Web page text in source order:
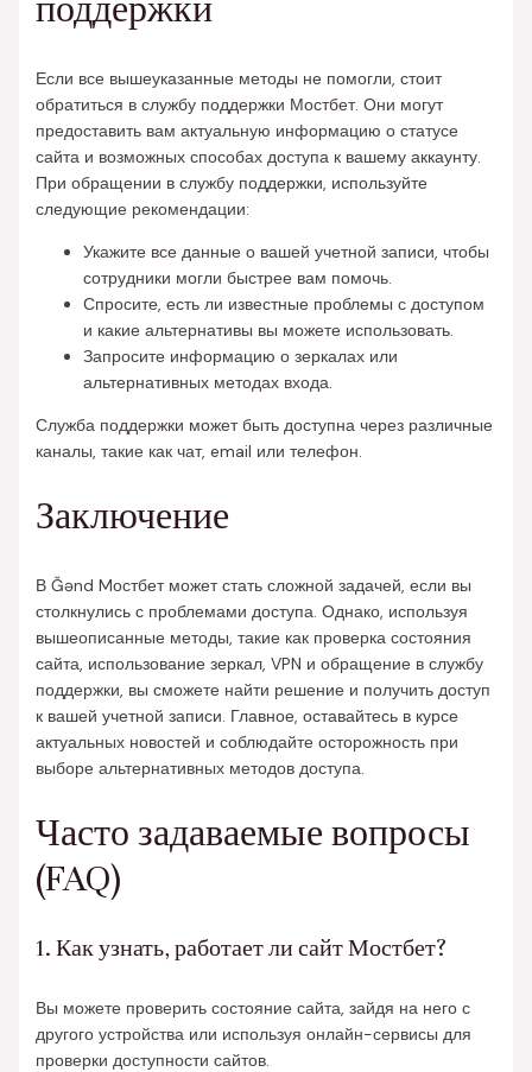
поддержки
Если все вышеуказанные методы не помогли, стоит
обратиться в службу поддержки Мостбет. Они могут
предоставить вам актуальную информацию о статусе
сайта и возможных способах доступа к вашему аккаунту.
При обращении в службу поддержки, используйте
следующие рекомендации:
Укажите все данные о вашей учетной записи, чтобы
сотрудники могли быстрее вам помочь.
Спросите, есть ли известные проблемы с доступом
и какие альтернативы вы можете использовать.
Запросите информацию о зеркалах или
альтернативных методах входа.
Служба поддержки может быть доступна через различные
каналы, такие как чат, email или телефон.
Заключение
В Ğənd Mостбет может стать сложной задачей, если вы
столкнулись с проблемами доступа. Однако, используя
вышеописанные методы, такие как проверка состояния
сайта, использование зеркал, VPN и обращение в службу
поддержки, вы сможете найти решение и получить доступ
к вашей учетной записи. Главное, оставайтесь в курсе
актуальных новостей и соблюдайте осторожность при
выборе альтернативных методов доступа.
Часто задаваемые вопросы
(FAQ)
1. Как узнать, работает ли сайт Мостбет?
Вы можете проверить состояние сайта, зайдя на него с
другого устройства или используя онлайн-сервисы для
проверки доступности сайтов.